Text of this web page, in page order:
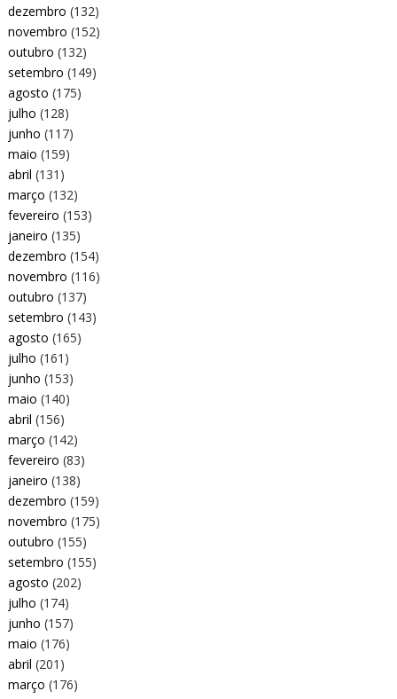
dezembro (132)
novembro (152)
outubro (132)
setembro (149)
agosto (175)
julho (128)
junho (117)
maio (159)
abril (131)
março (132)
fevereiro (153)
janeiro (135)
dezembro (154)
novembro (116)
outubro (137)
setembro (143)
agosto (165)
julho (161)
junho (153)
maio (140)
abril (156)
março (142)
fevereiro (83)
janeiro (138)
dezembro (159)
novembro (175)
outubro (155)
setembro (155)
agosto (202)
julho (174)
junho (157)
maio (176)
abril (201)
março (176)